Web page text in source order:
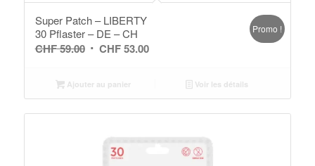
Super Patch – LIBERTY
30 Pflaster – DE – CH
CHF59.00 Le
initial
était :
CHF 59.00.
CHF53.00Le
est :
CHF 53.00.
Promo !
Ajouter au panier Voir les détails